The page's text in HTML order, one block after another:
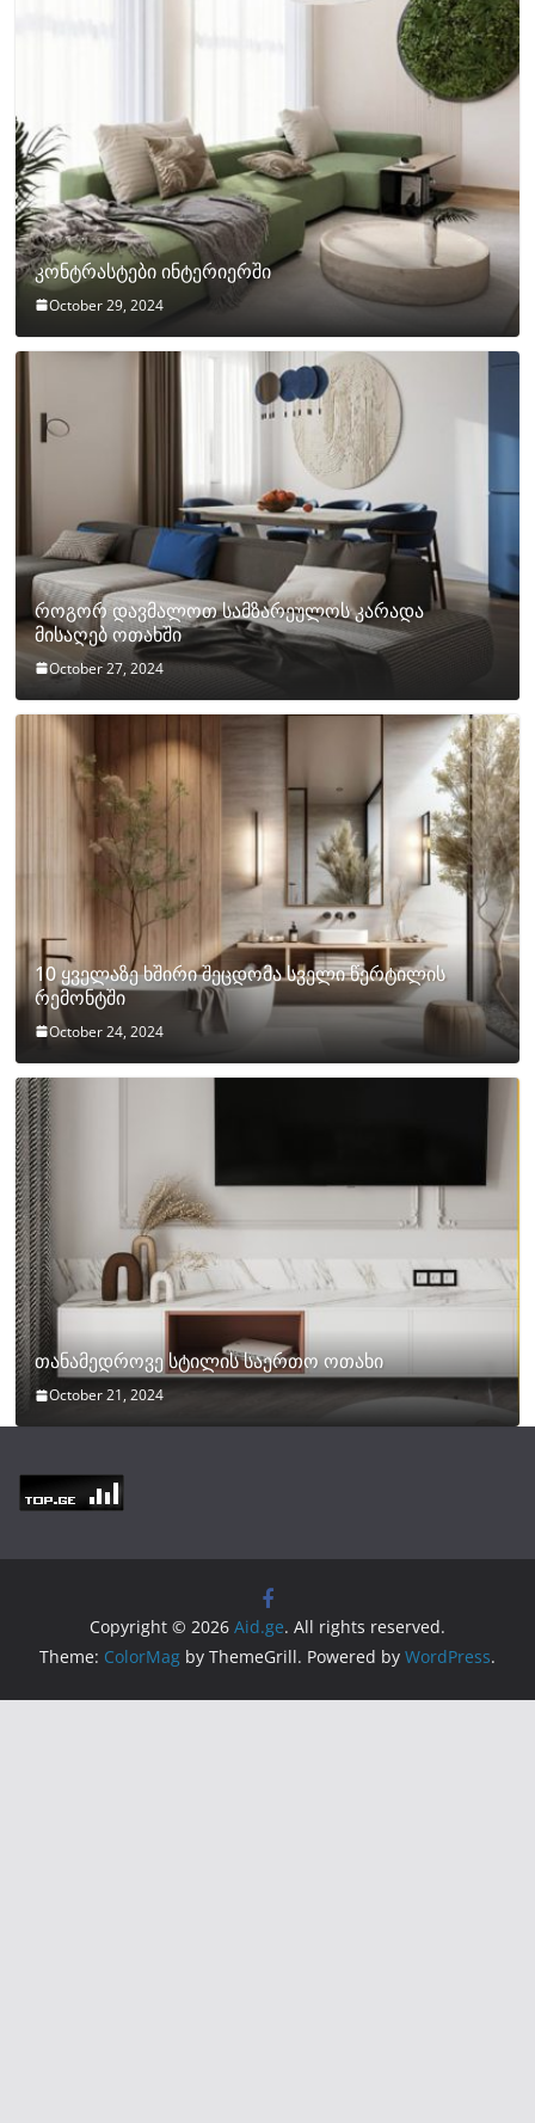
კონტრასტები ინტერიერში
October 29, 2024
როგორ დავმალოთ სამზარეულოს კარადა
მისაღებ ოთახში
October 27, 2024
10 ყველაზე ხშირი შეცდომა სველი წერტილის
რემონტში
October 24, 2024
თანამედროვე სტილის საერთო ოთახი
October 21, 2024
Copyright © 2026 Aid.ge. All rights reserved.
Theme: ColorMag by ThemeGrill. Powered by WordPress.